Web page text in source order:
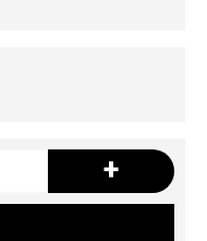
+